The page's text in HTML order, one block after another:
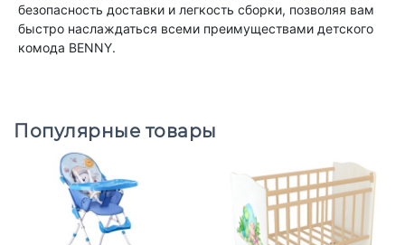
безопасность доставки и легкость сборки, позволяя вам
быстро наслаждаться всеми преимуществами детского
комода BENNY.
Популярные товары